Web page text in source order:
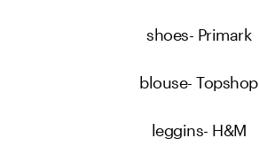
shoes- Primark
blouse- Topshop
leggins- H&M